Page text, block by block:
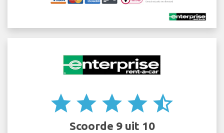
star star star star star_half
Scoorde 9 uit 10